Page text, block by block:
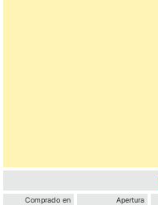
Comprado en Apertura